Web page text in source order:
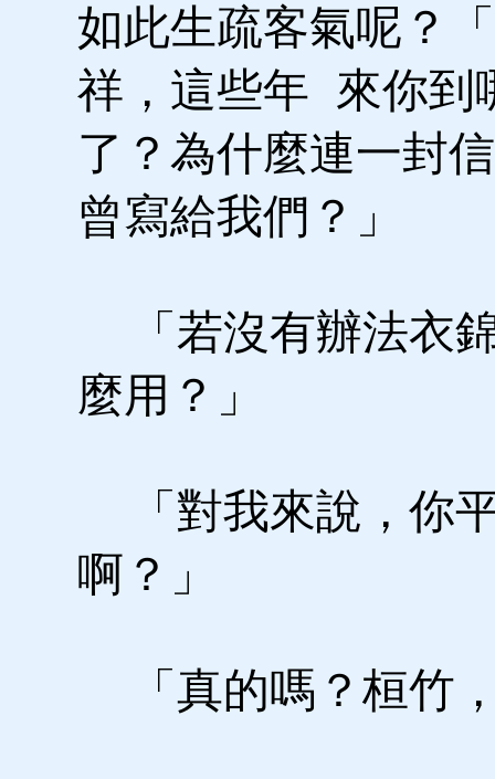
如此生疏客氣呢？
祥，這些年 來你到
了？為什麼連一封
曾寫給我們？」
「若沒有辦法衣
麼用？」
「對我來說，你
啊？」
「真的嗎？桓竹